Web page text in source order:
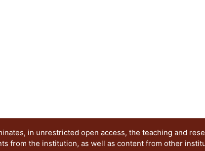
in unrestricted open access, the teaching and
from the institution, as well as content from other